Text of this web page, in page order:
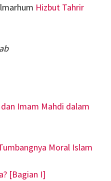
Hizbut Tahrir
Imam Mahdi dalam
Moral Islam
[Bagian I]